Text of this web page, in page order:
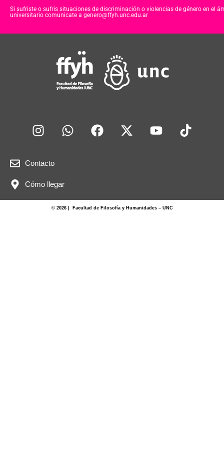
Si sufriste o sufris situaciones de discriminación o violencias de género en el
universitario comunicate a genero@ffyh.unc.edu.ar
Contacto
Cómo llegar
© 2026 | Facultad de Filosofía y Humanidades – UNC